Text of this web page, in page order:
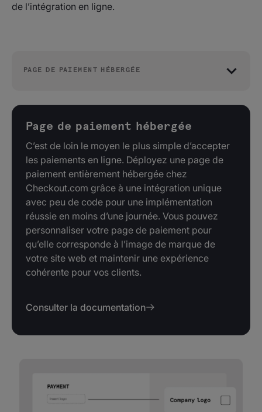
de l’intégration en ligne.
PAGE DE PAIEMENT HÉBERGÉE
Page de paiement hébergée
C’est de loin le moyen le plus simple d’accepter
les paiements en ligne. Déployez une page de
paiement entièrement hébergée chez
Checkout.com grâce à une intégration unique
avec peu de code pour une implémentation
réussie en moins d’une journée. Vous pouvez
personnaliser votre page de paiement pour
qu’elle corresponde à l’image de marque de
votre site web et maintenir une expérience
cohérente pour vos clients.
Consulter la documentation